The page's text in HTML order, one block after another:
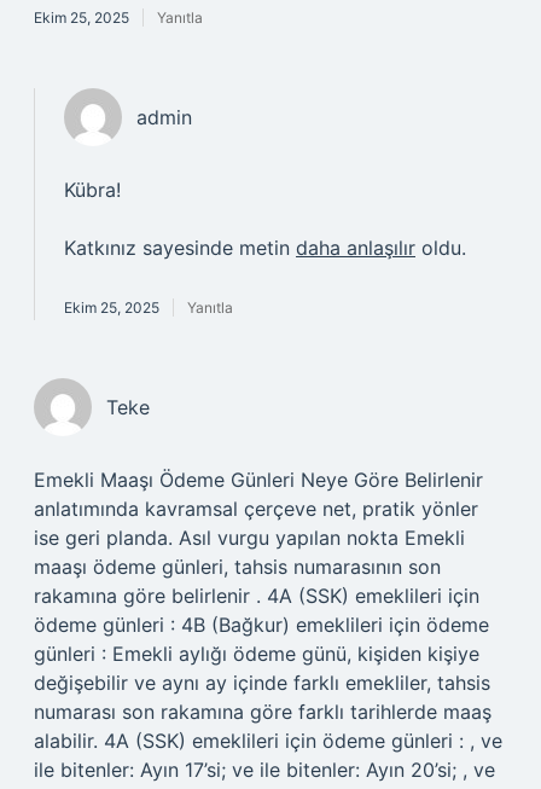
Ekim 25, 2025 Yanıtla
admin
Kübra!
Katkınız sayesinde metin daha anlaşılır oldu.
Ekim 25, 2025 Yanıtla
Teke
Emekli Maaşı Ödeme Günleri Neye Göre Belirlenir
anlatımında kavramsal çerçeve net, pratik yönler
ise geri planda. Asıl vurgu yapılan nokta Emekli
maaşı ödeme günleri, tahsis numarasının son
rakamına göre belirlenir . 4A (SSK) emeklileri için
ödeme günleri : 4B (Bağkur) emeklileri için ödeme
günleri : Emekli aylığı ödeme günü, kişiden kişiye
değişebilir ve aynı ay içinde farklı emekliler, tahsis
numarası son rakamına göre farklı tarihlerde maaş
alabilir. 4A (SSK) emeklileri için ödeme günleri : , ve
ile bitenler: Ayın 17’si; ve ile bitenler: Ayın 20’si; , ve